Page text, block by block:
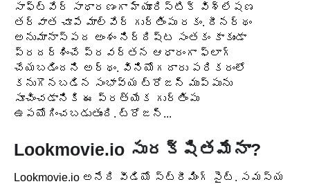
సాఫ్ట్‌వేర్ సాధారణంగా హ్యూరిస్టిక్ విశ్లేషణ
తర్వాత చూపే మాల్వేర్ గుర్తింపు రకం. దీనర్థం
అనుమానాస్పద అంశం నిర్దిష్ట సంతకం కాకుండా
ప్రదర్శించే ప్రవర్తన ఆధారంగా ఫ్లాగ్
చేయబడిందని అర్థం. వినియోగదారు పరికరంలో
కనుగొనబడిన సంభావ్య ట్రోజన్ ముప్పును
సూచించడానికి ఈ ప్రత్యేక గుర్తింపు
ఉపయోగించబడుతుంది. ట్రోజన్...
Lookmovie.io సురక్షితమేనా?
Lookmovie.io అనేది వీడియో స్ట్రీమింగ్ సైట్. సమస్య